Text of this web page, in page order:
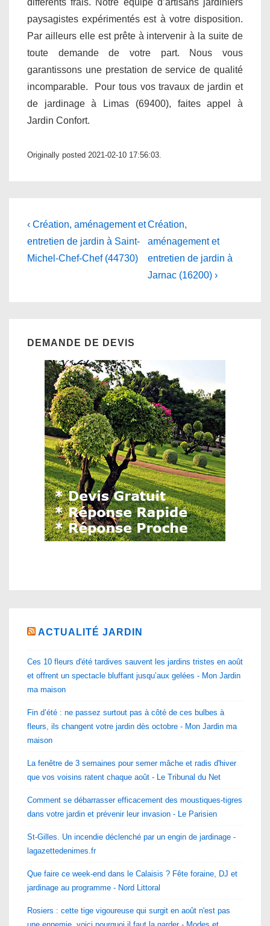
paysagistes expérimentés est à votre disposition.
Par ailleurs elle est prête à intervenir à la suite de
toute demande de votre part. Nous vous
garantissons une prestation de service de qualité
incomparable. Pour tous vos travaux de jardin et
de jardinage à Limas (69400), faites appel à
Jardin Confort.
Originally posted 2021-02-10 17:56:03.
Navigation
de
l’article
Previous
Post
is
‹ Création, aménagement et
entretien de jardin à Saint-
Michel-Chef-Chef (44730)
Next
Post
is
Création,
aménagement et
entretien de jardin à
Jarnac (16200) ›
DEMANDE DE DEVIS
ACTUALITÉ JARDIN
Ces 10 fleurs d'été tardives sauvent les jardins tristes en août
et offrent un spectacle bluffant jusqu’aux gelées - Mon Jardin
ma maison
Fin d’été : ne passez surtout pas à côté de ces bulbes à
fleurs, ils changent votre jardin dès octobre - Mon Jardin ma
maison
La fenêtre de 3 semaines pour semer mâche et radis d'hiver
que vos voisins ratent chaque août - Le Tribunal du Net
Comment se débarrasser efficacement des moustiques-tigres
dans votre jardin et prévenir leur invasion - Le Parisien
St-Gilles. Un incendie déclenché par un engin de jardinage -
lagazettedenimes.fr
Que faire ce week-end dans le Calaisis ? Fête foraine, DJ et
jardinage au programme - Nord Littoral
Rosiers : cette tige vigoureuse qui surgit en août n'est pas